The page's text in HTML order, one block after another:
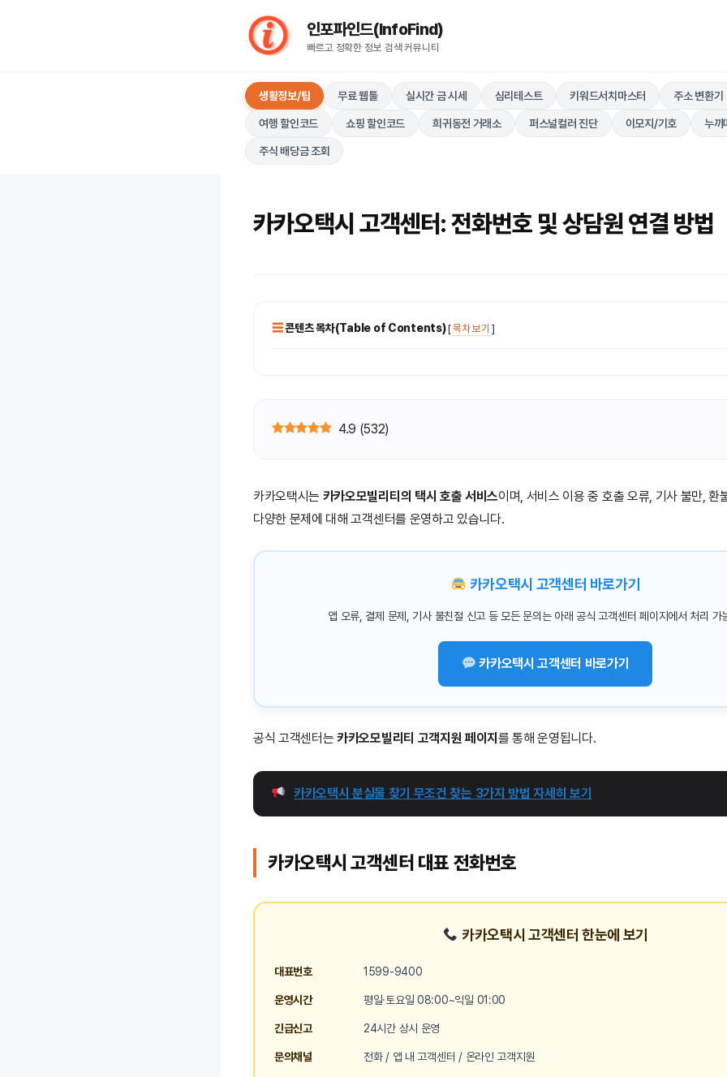
인포파인드(InfoFind)​​​​
빠르고 정확한 정보 검색 커뮤니티
생활정보/팁 무료 웹툴 실시간 금 시세 심리테스트 키워드서치마스터 주소 변환기
여행 할인코드 쇼핑 할인코드 희귀동전 거래소 퍼스널컬러 진단 이모지/기호 누끼
주식 배당금 조회
카카오택시 고객센터: 전화번호 및 상담원 연결 방법
콘텐츠 목차(Table of Contents)[목차 보기 ]
4.9 (532)
카카오택시는 카카오모빌리티의 택시 호출 서비스이며, 서비스 이용 중 호출 오류, 기사 불만, 환
다양한 문제에 대해 고객센터를 운영하고 있습니다.
카카오택시 고객센터 바로가기
앱 오류, 결제 문제, 기사 불친절 신고 등 모든 문의는 아래 공식 고객센터 페이지에서 처리 가
카카오택시 고객센터 바로가기
공식 고객센터는카카오모빌리티 고객지원 페이지를 통해 운영됩니다.
카카오택시 분실물 찾기 무조건 찾는 3가지 방법 자세히 보기
카카오택시 고객센터 대표 전화번호
카카오택시 고객센터 한눈에 보기
대표번호 1599-9400
운영시간 평일·토요일 08:00~익일 01:00
긴급신고 24시간 상시 운영
문의채널 전화 / 앱 내 고객센터 / 온라인 고객지원